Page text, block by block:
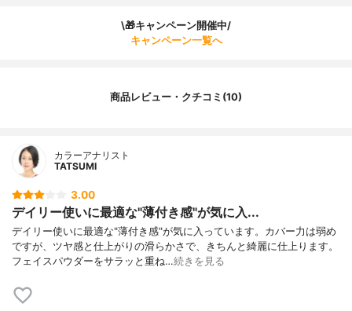
\🎁キャンペーン開催中/
キャンペーン一覧へ
商品レビュー・クチコミ(10)
カラーアナリスト
TATSUMI
3.00
デイリー使いに最適な"薄付き感"が気に入...
デイリー使いに最適な"薄付き感"が気に入っています。カバー力は弱め
ですが、ツヤ感と仕上がりの滑らかさで、きちんと綺麗に仕上ります。
フェイスパウダーをサラッと重ね…続きを見る